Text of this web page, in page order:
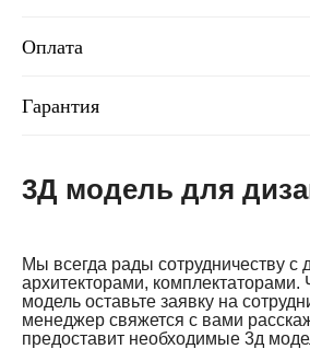
Оплата
Гарантия
Мы всегда рады сотрудничеству с
архитекторами, комплектаторами.
модель оставьте заявку на
менеджер свяжется с вами
предоставит необходимые 3д
3Д модель для